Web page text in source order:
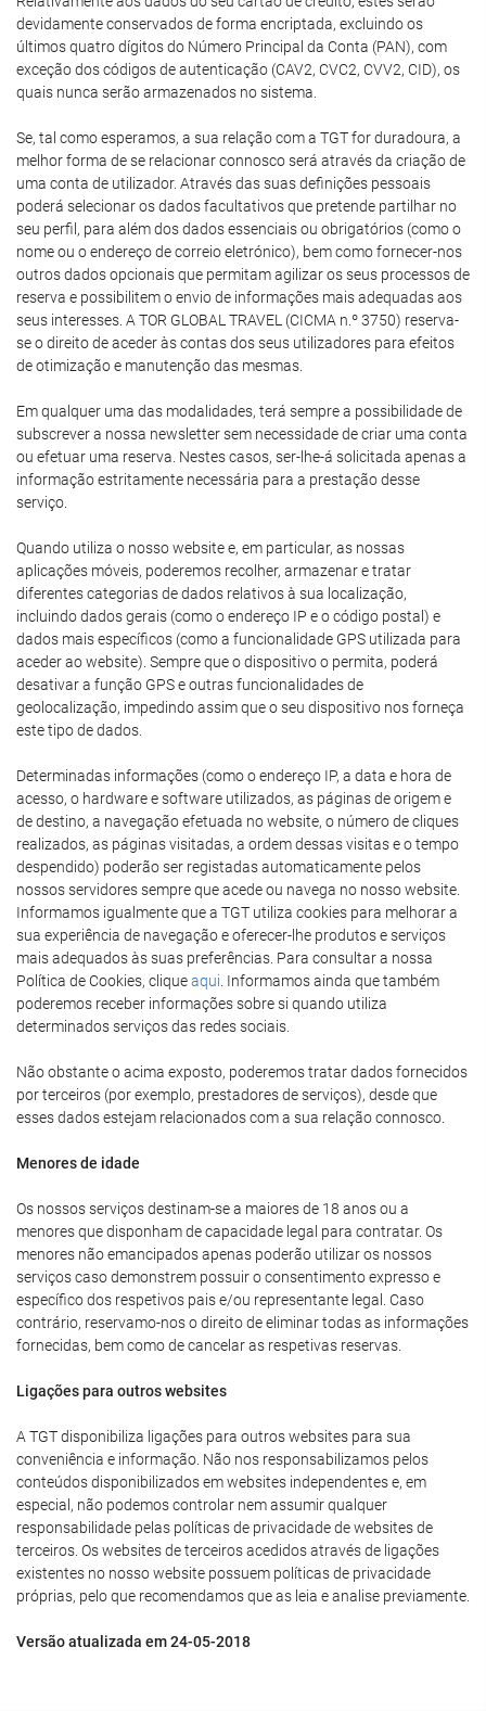
devidamente conservados de forma encriptada, excluindo os
últimos quatro dígitos do Número Principal da Conta (PAN), com
exceção dos códigos de autenticação (CAV2, CVC2, CVV2, CID), os
quais nunca serão armazenados no sistema.
Se, tal como esperamos, a sua relação com a TGT for duradoura, a
melhor forma de se relacionar connosco será através da criação de
uma conta de utilizador. Através das suas definições pessoais
poderá selecionar os dados facultativos que pretende partilhar no
seu perfil, para além dos dados essenciais ou obrigatórios (como o
nome ou o endereço de correio eletrónico), bem como fornecer-nos
outros dados opcionais que permitam agilizar os seus processos de
reserva e possibilitem o envio de informações mais adequadas aos
seus interesses. A TOR GLOBAL TRAVEL (CICMA n.º 3750) reserva-
se o direito de aceder às contas dos seus utilizadores para efeitos
de otimização e manutenção das mesmas.
Em qualquer uma das modalidades, terá sempre a possibilidade de
subscrever a nossa newsletter sem necessidade de criar uma conta
ou efetuar uma reserva. Nestes casos, ser-lhe-á solicitada apenas a
informação estritamente necessária para a prestação desse
serviço.
Quando utiliza o nosso website e, em particular, as nossas
aplicações móveis, poderemos recolher, armazenar e tratar
diferentes categorias de dados relativos à sua localização,
incluindo dados gerais (como o endereço IP e o código postal) e
dados mais específicos (como a funcionalidade GPS utilizada para
aceder ao website). Sempre que o dispositivo o permita, poderá
desativar a função GPS e outras funcionalidades de
geolocalização, impedindo assim que o seu dispositivo nos forneça
este tipo de dados.
Determinadas informações (como o endereço IP, a data e hora de
acesso, o hardware e software utilizados, as páginas de origem e
de destino, a navegação efetuada no website, o número de cliques
realizados, as páginas visitadas, a ordem dessas visitas e o tempo
despendido) poderão ser registadas automaticamente pelos
nossos servidores sempre que acede ou navega no nosso website.
Informamos igualmente que a TGT utiliza cookies para melhorar a
sua experiência de navegação e oferecer-lhe produtos e serviços
mais adequados às suas preferências. Para consultar a nossa
Política de Cookies, cliqueaqui . Informamos ainda que também
poderemos receber informações sobre si quando utiliza
determinados serviços das redes sociais.
Não obstante o acima exposto, poderemos tratar dados fornecidos
por terceiros (por exemplo, prestadores de serviços), desde que
esses dados estejam relacionados com a sua relação connosco.
Menores de idade
Os nossos serviços destinam-se a maiores de 18 anos ou a
menores que disponham de capacidade legal para contratar. Os
menores não emancipados apenas poderão utilizar os nossos
serviços caso demonstrem possuir o consentimento expresso e
específico dos respetivos pais e/ou representante legal. Caso
contrário, reservamo-nos o direito de eliminar todas as informações
fornecidas, bem como de cancelar as respetivas reservas.
Ligações para outros websites
A TGT disponibiliza ligações para outros websites para sua
conveniência e informação. Não nos responsabilizamos pelos
conteúdos disponibilizados em websites independentes e, em
especial, não podemos controlar nem assumir qualquer
responsabilidade pelas políticas de privacidade de websites de
terceiros. Os websites de terceiros acedidos através de ligações
existentes no nosso website possuem políticas de privacidade
próprias, pelo que recomendamos que as leia e analise previamente.
Versão atualizada em 24-05-2018